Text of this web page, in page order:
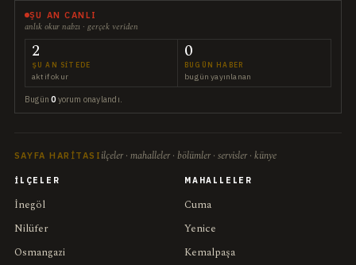
ŞU AN CANLI
anlık okur nabzı · gerçek veriden
2
ŞU AN SITEDE
aktif okur
0
BUGÜN HABER
bugün yayınlanan
Bugün0 yorum onaylandı.
SAYFA HARITASI ilçeler · mahalleler · bölümler · servisler · künye
İLÇELER
İnegöl
Nilüfer
Osmangazi
MAHALLELER
Cuma
Yenice
Kemalpaşa